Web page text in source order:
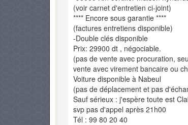
(voir carnet d'entretien ci-joint)
**** Encore sous garantie ****
(factures entretiens disponible)
-Double clés disponible
Prix: 29900 dt , négociable.
(pas de vente avec procuration,
vente avec virement bancaire ou
Voiture disponible à Nabeul
(pas de déplacement et pas
Sauf sérieux : j'espère toute est
svp pas d'appel après 21h00
Tél : 99 80 20 40